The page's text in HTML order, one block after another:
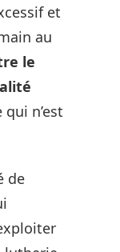
et
au
le
qui n’est
de